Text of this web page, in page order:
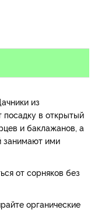
из
посадку в открытый
и баклажанов, а
занимают ими
от сорняков без
органические